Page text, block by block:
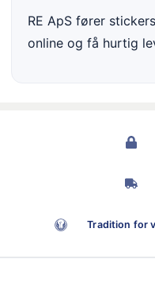
RE ApS fører
online og få hurtig
Tradition for